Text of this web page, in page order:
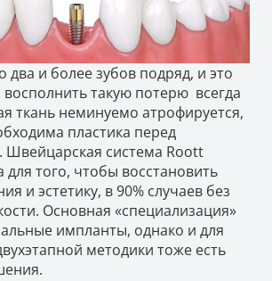
два и более зубов подряд, и это
восполнить такую потерю всегда
ткань неминуемо атрофируется,
пластика перед
Швейцарская система Roott
для того, чтобы восстановить
и эстетику, в 90% случаев без
Основная «специализация»
импланты, однако и для
методики тоже есть